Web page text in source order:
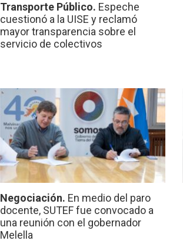
Transporte Público. Espeche
cuestionó a la UISE y reclamó
mayor transparencia sobre el
servicio de colectivos
Negociación. En medio del paro
docente, SUTEF fue convocado a
una reunión con el gobernador
Melella